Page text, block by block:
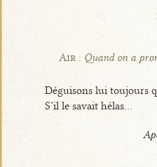
Air : Quand on a
Déguisons lui toujours
S’il le savait hélas...